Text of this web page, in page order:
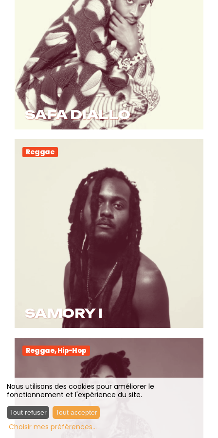
SAFA DIALLO
Reggae
SAMORY I
Reggae, Hip-Hop
Nous utilisons des cookies pour améliorer le
fonctionnement et l'expérience du site.
Tout refuser Tout accepter
Choisir mes préférences...